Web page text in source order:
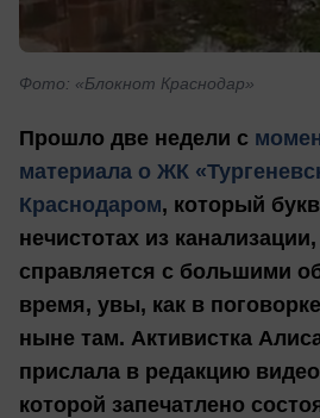
Фото: «Блокнот Краснодар»
Прошло две недели с
материала о ЖК
Краснодаром, который
нечистотах из
справляется с большими
время, увы, как в
ныне там. Активистка
прислала в редакцию
которой запечатлено